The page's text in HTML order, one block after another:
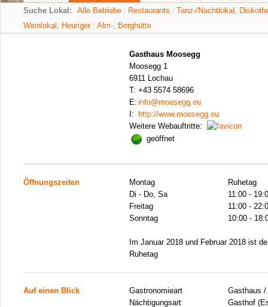
Suche Lokal: Alle Betriebe Restaurants
Tanz-/Nachtlokal,
Weinlokal, Heuriger
Alm-, Berghütte
Gasthaus Moosegg
Moosegg 1
6911 Lochau
T: +43 5574 58696
E: info@moosegg.eu
I:
http://www.moosegg.eu
Weitere Webauftritte:
geöffnet
Öffnungszeiten Montag
Ruhetag
Di - Do, Sa
11:00 -
Freitag
11:00 -
Sonntag
10:00 -
Im Januar 2018 und Februar 2018 ist
Ruhetag
Auf einen Blick Gastronomieart
Gasthaus
Nächtigungsart
Gasthof